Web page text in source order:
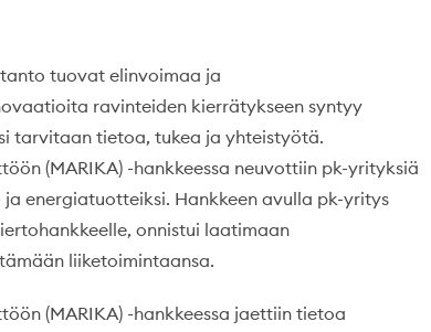
tuovat elinvoimaa ja
ravinteiden kierrätykseen syntyy
tarvitaan tietoa, tukea ja yhteistyötä.
(MARIKA) -hankkeessa neuvottiin pk-yrityksiä
ja energiatuotteiksi. Hankkeen avulla pk-yritys
onnistui laatimaan
liiketoimintaansa.
(MARIKA) -hankkeessa jaettiin tietoa